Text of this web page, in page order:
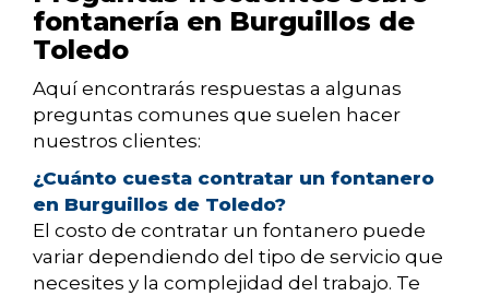
fontanería en Burguillos de
Toledo
Aquí encontrarás respuestas a algunas
preguntas comunes que suelen hacer
nuestros clientes:
¿Cuánto cuesta contratar un fontanero
en Burguillos de Toledo?
El costo de contratar un fontanero puede
variar dependiendo del tipo de servicio que
necesites y la complejidad del trabajo. Te